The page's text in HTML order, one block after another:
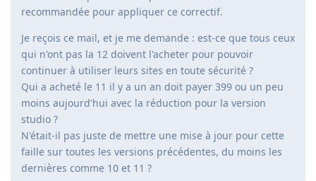
recommandée pour appliquer ce correctif.
Je reçois ce mail, et je me demande : est-ce que tous ceux
qui n'ont pas la 12 doivent l'acheter pour pouvoir
continuer à utiliser leurs sites en toute sécurité ?
Qui a acheté le 11 il y a un an doit payer 399 ou un peu
moins aujourd'hui avec la réduction pour la version
studio ?
N'était-il pas juste de mettre une mise à jour pour cette
faille sur toutes les versions précédentes, du moins les
dernières comme 10 et 11 ?